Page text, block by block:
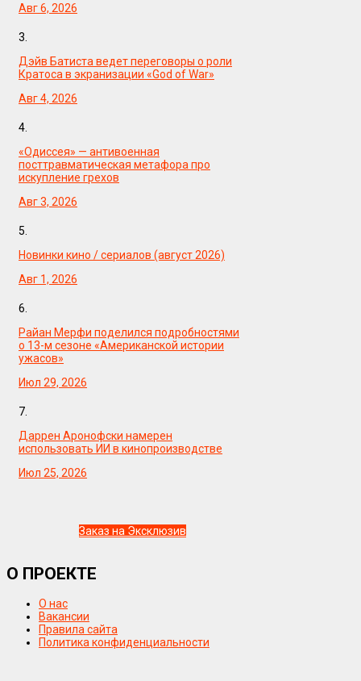
Авг 6, 2026
3.
Дэйв Батиста ведет переговоры о роли
Кратоса в экранизации «God of War»
Авг 4, 2026
4.
«Одиссея» — антивоенная
посттравматическая метафора про
искупление грехов
Авг 3, 2026
5.
Новинки кино / сериалов (август 2026)
Авг 1, 2026
6.
Райан Мерфи поделился подробностями
о 13-м сезоне «Американской истории
ужасов»
Июл 29, 2026
7.
Даррен Аронофски намерен
использовать ИИ в кинопроизводстве
Июл 25, 2026
Заказ на Эксклюзив
О ПРОЕКТЕ
О нас
Вакансии
Правила сайта
Политика конфиденциальности